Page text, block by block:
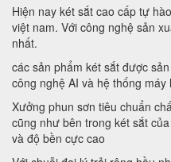
Hiện nay két sắt cao cấp tự
việt nam. Với công nghệ sản
nhất.
các sản phẩm két sắt được
công nghệ AI và hệ thống máy
Xưởng phun sơn tiêu chuẩn
cũng như bên trong két sắt
và độ bền cực cao